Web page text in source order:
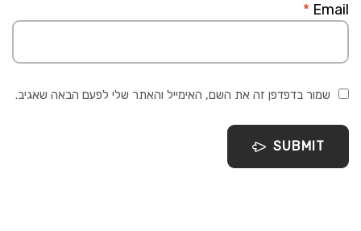
Email
*
שמור בדפדפן זה את השם, האימייל והאתר שלי לפעם הבאה שאגיב.
SUBMIT